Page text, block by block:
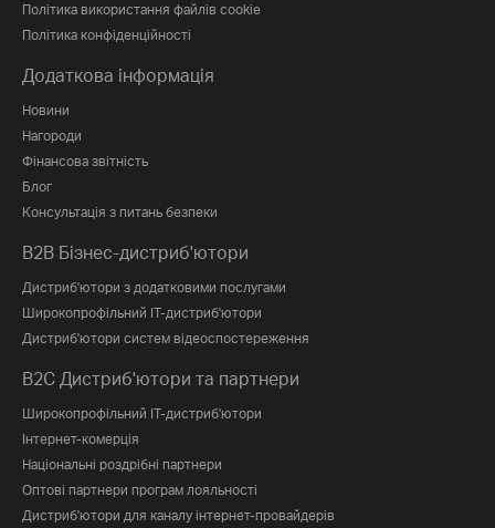
Політика використання файлів cookie
Політика конфіденційності
Додаткова інформація
Новини
Нагороди
Фінансова звітність
Блог
Консультація з питань безпеки
B2B Бізнес-дистриб'ютори
Дистриб'ютори з додатковими послугами
Широкопрофільний IT-дистриб'ютори
Дистриб'ютори систем відеоспостереження
B2C Дистриб'ютори та партнери
Широкопрофільний IT-дистриб'ютори
Інтернет-комерція
Національні роздрібні партнери
Оптові партнери програм лояльності
Дистриб'ютори для каналу інтернет-провайдерів